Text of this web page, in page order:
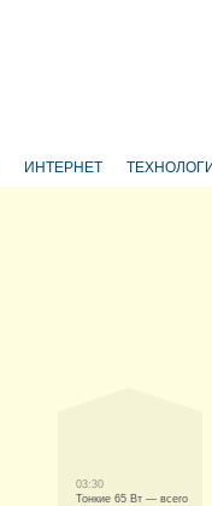
ИНТЕРНЕТ
03:30
Тонкие 65 Вт — всего